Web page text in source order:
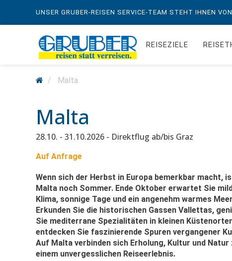
UNSER GRUBER-REISEN SERVICE-TEAM STEHT IHNEN
REISEZIELE
Malta
Malta
28.10. - 31.10.2026 - Direktflug ab/bis Graz
Auf Anfrage
Wenn sich der Herbst in Europa bemerkbar macht,
Malta noch Sommer. Ende Oktober erwartet Sie
Klima, sonnige Tage und ein angenehm warmes
Erkunden Sie die historischen Gassen Vallettas,
Sie mediterrane Spezialitäten in kleinen
entdecken Sie faszinierende Spuren vergangener
Auf Malta verbinden sich Erholung, Kultur und Natur
einem unvergesslichen Reiseerlebnis.